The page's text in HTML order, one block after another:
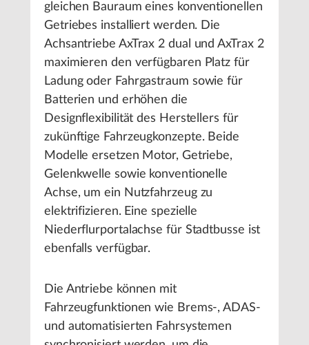
gleichen Bauraum eines konventionellen
Getriebes installiert werden. Die
Achsantriebe AxTrax 2 dual und AxTrax 2
maximieren den verfügbaren Platz für
Ladung oder Fahrgastraum sowie für
Batterien und erhöhen die
Designflexibilität des Herstellers für
zukünftige Fahrzeugkonzepte. Beide
Modelle ersetzen Motor, Getriebe,
Gelenkwelle sowie konventionelle
Achse, um ein Nutzfahrzeug zu
elektrifizieren. Eine spezielle
Niederflurportalachse für Stadtbusse ist
ebenfalls verfügbar.
Die Antriebe können mit
Fahrzeugfunktionen wie Brems-, ADAS-
und automatisierten Fahrsystemen